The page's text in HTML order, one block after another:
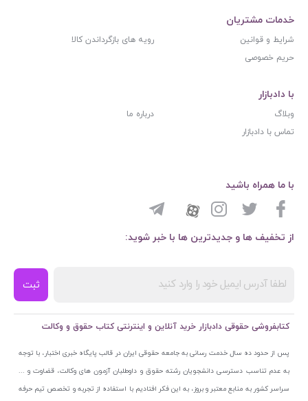
خدمات مشتریان
شرایط و قوانین
رویه های بازگرداندن کالا
حریم خصوصی
با دادبازار
وبلاگ
درباره ما
تماس با دادبازار
از تخفیف ها و جدیدترین ها با خبر شوید:
ثبت
با ما همراه باشید
کتابفروشی حقوقی دادبازار خرید آنلاین و اینترنتی کتاب حقوق و وکالت
پس از حدود ده سال خدمت رسانی به جامعه حقوقی ایران در قالب پایگاه خبری اختبار، با توجه
به عدم تناسب دسترسی دانشجویان رشته حقوق و داوطلبان آزمون های وکالت، قضاوت و ...
سراسر کشور به منابع معتبر و بروز، به این فکر افتادیم با استفاده از تجربه و تخصص تیم حرفه